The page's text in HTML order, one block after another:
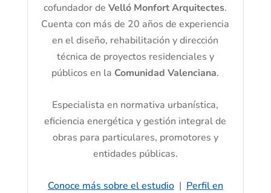
cofundador deVelló Monfort Arquitectes.
Cuenta con más de 20 años de experiencia
en el diseño, rehabilitación y dirección
técnica de proyectos residenciales y
públicos en la Comunidad Valenciana.
Especialista en normativa urbanística,
eficiencia energética y gestión integral de
obras para particulares, promotores y
entidades públicas.
Conoce más sobre el estudio| Perfil en